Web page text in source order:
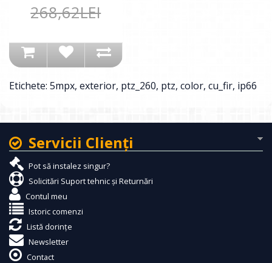
268,62LEI
Etichete: 5mpx, exterior, ptz_260, ptz, color, cu_fir, ip66
Servicii Clienţi
Pot să instalez singur?
Solicitări Suport tehnic și Returnări
Contul meu
Istoric comenzi
Listă dorințe
Newsletter
Contact